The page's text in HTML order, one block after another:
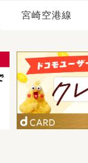
宮崎空港線